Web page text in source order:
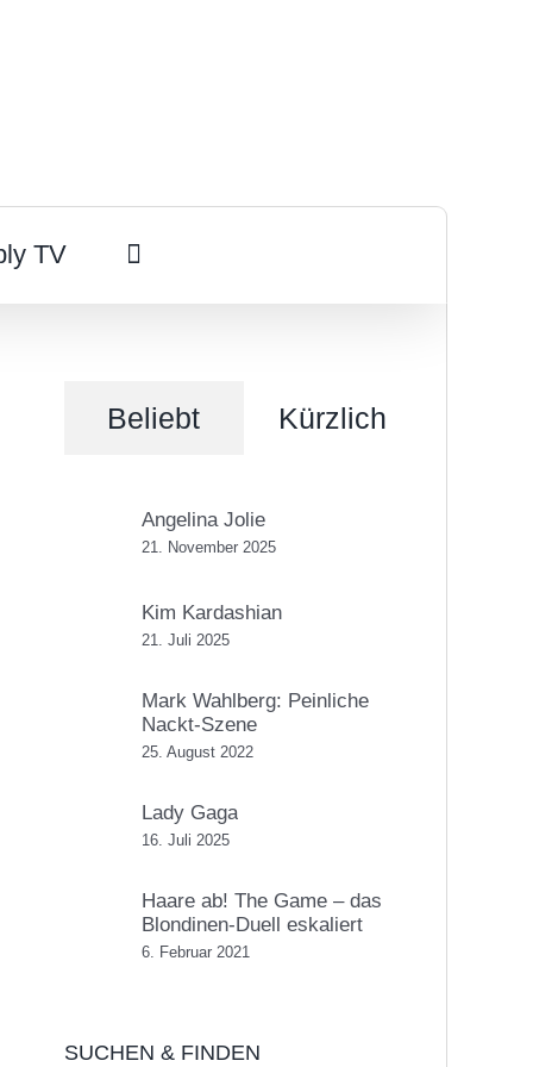
TV
Beliebt Kürzlich
Angelina Jolie
21. November 2025
Kim Kardashian
21. Juli 2025
Mark Wahlberg: Peinliche
Nackt-Szene
25. August 2022
Lady Gaga
16. Juli 2025
Haare ab! The Game – das
Blondinen-Duell eskaliert
6. Februar 2021
SUCHEN & FINDEN